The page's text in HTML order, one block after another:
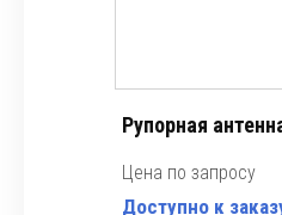
Рупорная
Цена по запросу
Доступно к